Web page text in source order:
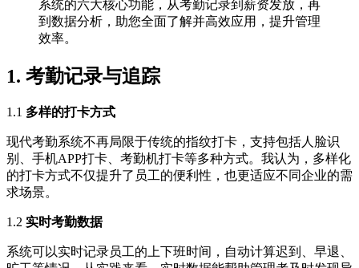
系统的六大核心功能，从考勤记录到薪资发放，再
到数据分析，助您全面了解并高效应用，提升管理
效率。
1. 考勤记录与追踪
1.1 多样的打卡方式
现代考勤系统不再局限于传统的指纹打卡，支持包括人脸识
别、手机APP打卡、考勤机打卡等多种方式。我认为，多样化
的打卡方式不仅提升了员工的便利性，也更适应不同企业的需
求场景。
1.2 实时考勤数据
系统可以实时记录员工的上下班时间，自动计算迟到、早退、